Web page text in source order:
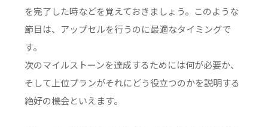
を完了した時などを覚えておきましょう。このような
節目は、アップセルを行うのに最適なタイミングで
す。
次のマイルストーンを達成するためには何が必要か、
そして上位プランがそれにどう役立つのかを説明する
絶好の機会といえます。